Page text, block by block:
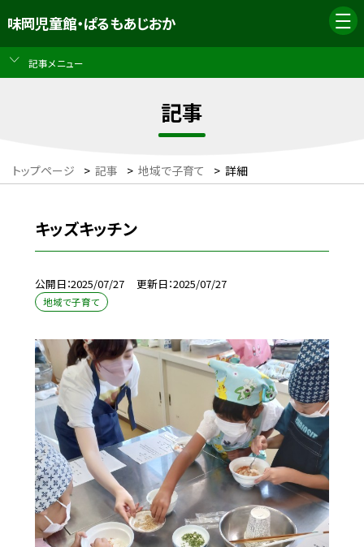
味岡児童館・ぱるもあじおか
記事メニュー
記事
トップページ > 記事 > 地域で子育て > 詳細
キッズキッチン
公開日 2025/07/27 更新日 2025/07/27
地域で子育て